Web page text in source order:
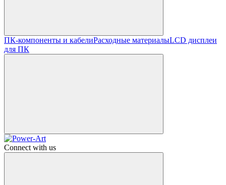
ПК-компоненты и кабелиРасходные материалыLCD дисплеи
для ПК
Connect with us